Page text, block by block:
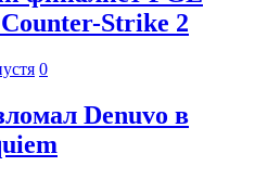
Strike 2
0
Denuvo в